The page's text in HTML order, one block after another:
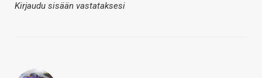
Kirjaudu sisään vastataksesi